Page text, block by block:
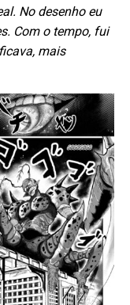
No desenho eu
Com o tempo, fui
mais